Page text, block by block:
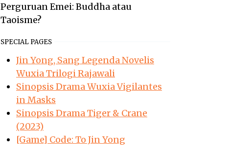
Perguruan Emei: Buddha atau
Taoisme?
SPECIAL PAGES
Jin Yong, Sang Legenda Novelis
Wuxia Trilogi Rajawali
Sinopsis Drama Wuxia Vigilantes
in Masks
Sinopsis Drama Tiger & Crane
(2023)
[Game] Code: To Jin Yong